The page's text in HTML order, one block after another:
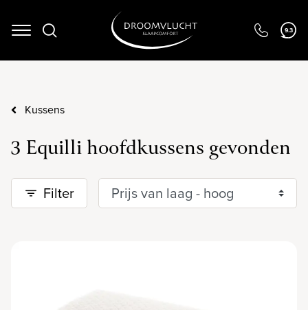
Navigation 9.3
Kussens
3 Equilli hoofdkussens gevonden
Filter